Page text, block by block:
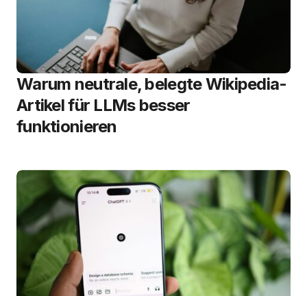
Warum neutrale, belegte Wikipedia-
Artikel für LLMs besser
funktionieren